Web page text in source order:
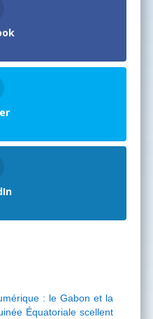
: le Gabon et la
Équatoriale scellent